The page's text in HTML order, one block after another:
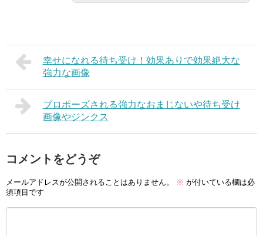
幸せになれる待ち受け！効果ありで効果絶大な
強力な画像
プロポーズされる強力なおまじないや待ち受け
画像やジンクス
コメントをどうぞ
メールアドレスが公開されることはありません。 ※ が付いている欄は必
須項目です